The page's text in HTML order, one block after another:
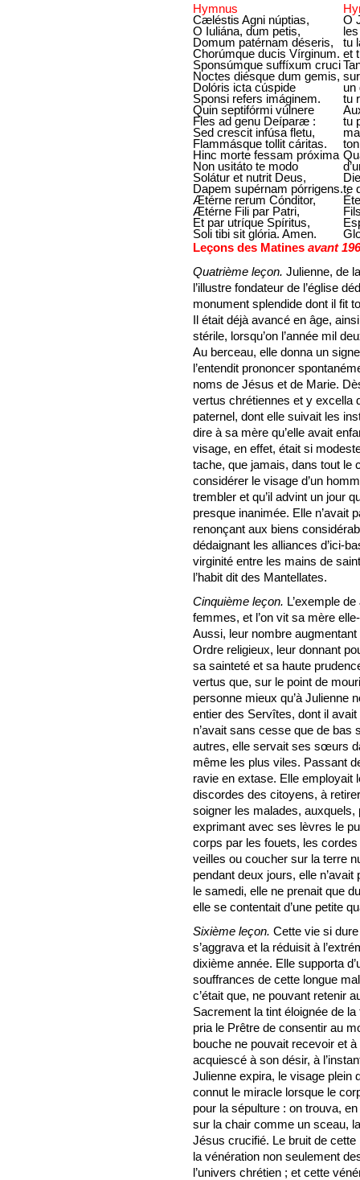
Hymnus
Cæléstis Agni núptias,
O Iuliána, dum petis,
Domum patérnam déseris,
Chorúmque ducis Vírginum.
O
tu
et
Sponsúmque suffíxum cruci
Noctes diésque dum gemis,
Dolóris icta cúspide
Sponsi refers imáginem.
un
tu
Quin septifórmi vúlnere
Fles ad genu Deíparæ :
Sed crescit infúsa fletu,
Flammásque tollit cáritas.
tu
Hinc morte fessam próxima
Non usitáto te modo
Solátur et nutrit Deus,
Dapem supérnam pórrigens.te
Ætérne rerum Cónditor,
Ætérne Fili par Patri,
Et par utríque Spíritus,
Soli tibi sit glória. Amen.
Leçons des Matines avant
Quatrième leçon. Julienne, de
l’illustre fondateur de l’église
monument splendide dont il fit
Il était déjà avancé en âge,
stérile, lorsqu’on l’année mil
Au berceau, elle donna un
l’entendit prononcer
noms de Jésus et de Marie.
vertus chrétiennes et y excella
paternel, dont elle suivait les
dire à sa mère qu’elle avait
visage, en effet, était si
tache, que jamais, dans tout le
considérer le visage d’un
trembler et qu’il advint un jour
presque inanimée. Elle n’avait
renonçant aux biens
dédaignant les alliances d’ici-
virginité entre les mains de
l’habit dit des Mantellates.
Cinquième leçon. L’exemple
femmes, et l’on vit sa mère
Aussi, leur nombre
Ordre religieux, leur donnant
sa sainteté et sa haute
vertus que, sur le point de
personne mieux qu’à Julienne
entier des Servîtes, dont il
n’avait sans cesse que de bas
autres, elle servait ses sœurs
même les plus viles. Passant
ravie en extase. Elle employait
discordes des citoyens, à
soigner les malades, auxquels,
exprimant avec ses lèvres le
corps par les fouets, les
veilles ou coucher sur la terre
pendant deux jours, elle
le samedi, elle ne prenait que
elle se contentait d’une petite
Sixième leçon. Cette vie si
s’aggrava et la réduisit à
dixième année. Elle supporta
souffrances de cette longue
c’était que, ne pouvant retenir
Sacrement la tint éloignée de
pria le Prêtre de consentir au
bouche ne pouvait recevoir et
acquiescé à son désir, à
Julienne expira, le visage plein
connut le miracle lorsque le
pour la sépulture : on trouva,
sur la chair comme un sceau,
Jésus crucifié. Le bruit de
la vénération non seulement
l’univers chrétien ; et cette